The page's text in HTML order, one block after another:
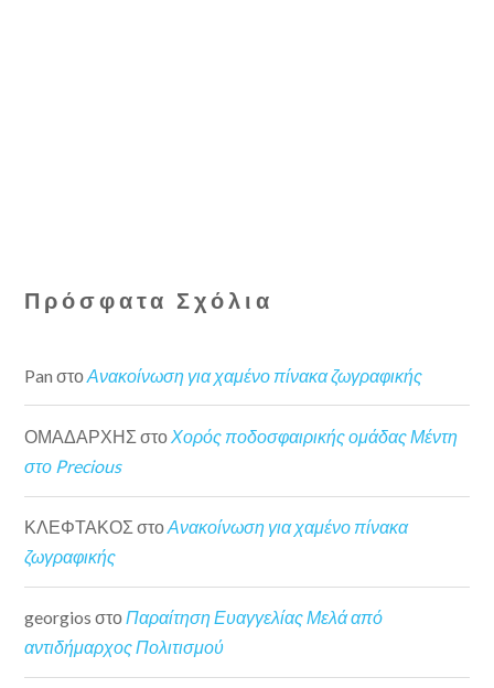
Πρόσφατα Σχόλια
Pan στοΑνακοίνωση για χαμένο πίνακα ζωγραφικής
ΟΜΑΔΑΡΧΗΣ στοΧορός ποδοσφαιρικής ομάδας Μέντη
στο Precious
ΚΛΕΦΤΑΚΟΣ στοΑνακοίνωση για χαμένο πίνακα
ζωγραφικής
georgios στοΠαραίτηση Ευαγγελίας Μελά από
αντιδήμαρχος Πολιτισμού